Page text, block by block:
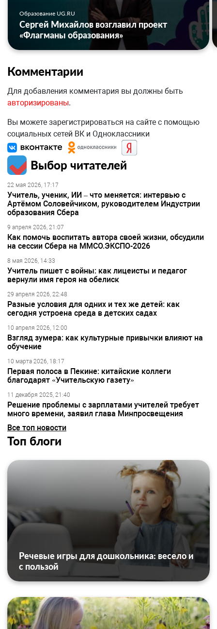
Образование UG.RU
Сергей Михайлов возглавил проект
«Флагманы образования»
Комментарии
Для добавления комментария вы должны быть
авторизированы.
Вы можете зарегистрироваться на сайте с помощью
социальных сетей ВК и Одноклассники
Выбор читателей
22 мая 2026, 17:17
Учитель, ученик, ИИ – что меняется: интервью с
Артёмом Соловейчиком, руководителем Индустрии
образования Сбера
9 апреля 2026, 21:07
Как помочь воспитать автора своей жизни, обсудили
на сессии Сбера на ММСО.ЭКСПО-2026
8 мая 2026, 14:33
Учитель пишет с войны: как лицеисты и педагог
вернули имя героя на обелиск
29 апреля 2026, 22:48
Разные условия для одних и тех же детей: как
сегодня устроена среда в детских садах
10 апреля 2026, 12:00
Взгляд зумера: как культурные привычки влияют на
обучение
10 марта 2026, 18:17
Первая полоса в Пекине: китайские коллеги
благодарят «Учительскую газету»
11 декабря 2025, 21:40
Решение проблемы с зарплатами учителей требует
много времени, заявил глава Минпросвещения
Все топ новости
Топ блоги
Речевые игры для дошкольника: весело и
с пользой